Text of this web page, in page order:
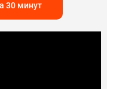
30 минут